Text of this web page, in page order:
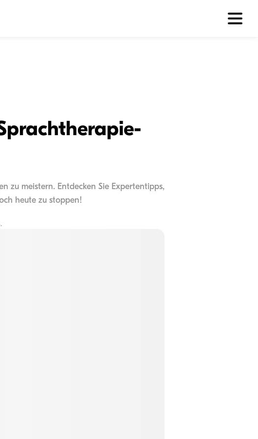
zu meistern. Entdecken Sie Expertentipps,
heute zu stoppen!